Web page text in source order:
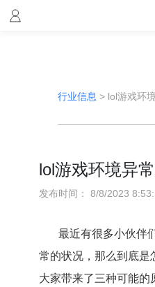
行业信息 > lol游戏环
lol游戏环境异
发布时间： 8/8/2023
最近有很多小伙伴
常的状况，那么到底是
大家带来了三种可能的